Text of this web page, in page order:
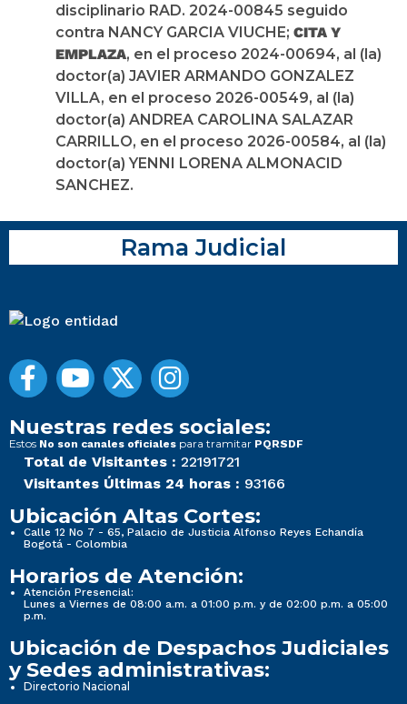
disciplinario RAD. 2024-00845 seguido
contra NANCY GARCIA VIUCHE; CITA Y
EMPLAZA, en el proceso 2024-00694, al (la)
doctor(a) JAVIER ARMANDO GONZALEZ
VILLA, en el proceso 2026-00549, al (la)
doctor(a) ANDREA CAROLINA SALAZAR
CARRILLO, en el proceso 2026-00584, al (la)
doctor(a) YENNI LORENA ALMONACID
SANCHEZ.
Rama Judicial
Nuestras redes sociales:
Estos No son canales oficiales para tramitar PQRSDF
Total de Visitantes : 22191721
Visitantes Últimas 24 horas : 93166
Ubicación Altas Cortes:
Calle 12 No 7 - 65, Palacio de Justicia Alfonso Reyes Echandía
Bogotá - Colombia
Horarios de Atención:
Atención Presencial:
Lunes a Viernes de 08:00 a.m. a 01:00 p.m. y de 02:00 p.m. a 05:00
p.m.
Ubicación de Despachos Judiciales
y Sedes administrativas:
Directorio Nacional